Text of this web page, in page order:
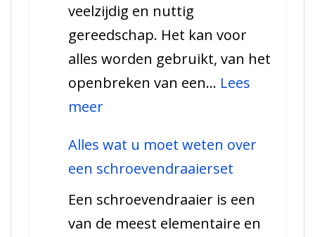
dopset
voor
de
klusser
veelzijdig en nuttig
gereedschap. Het kan voor
alles worden gebruikt, van het
openbreken van een… Lees
meer:
vele
toepassingen
van
een
Alles wat u moet weten over
een schroevendraaierset
Een schroevendraaier is een
van de meest elementaire en